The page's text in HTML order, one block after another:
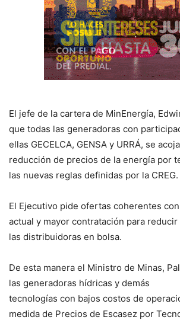
El jefe de la cartera de MinEnergía,
que todas las generadoras con
ellas GECELCA, GENSA y URRÁ, se
reducción de precios de la energía por
las nuevas reglas definidas por la CREG.
El Ejecutivo pide ofertas coherentes
actual y mayor contratación para
las distribuidoras en bolsa.
De esta manera el Ministro de Minas,
las generadoras hídricas y demás
tecnologías con bajos costos de
medida de Precios de Escasez por